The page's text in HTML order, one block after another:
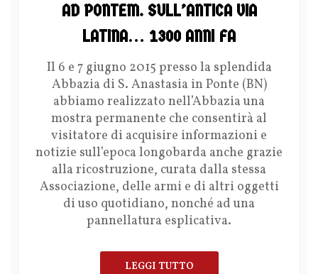
AD PONTEM. SULL’ANTICA VIA
LATINA… 1300 ANNI FA
Il 6 e 7 giugno 2015 presso la splendida
Abbazia di S. Anastasia in Ponte (BN)
abbiamo realizzato nell’Abbazia una
mostra permanente che consentirà al
visitatore di acquisire informazioni e
notizie sull’epoca longobarda anche grazie
alla ricostruzione, curata dalla stessa
Associazione, delle armi e di altri oggetti
di uso quotidiano, nonché ad una
pannellatura esplicativa.
LEGGI TUTTO